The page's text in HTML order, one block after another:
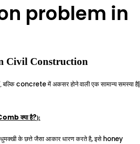
problem in
Civil Construction
बल्कि concreteमें अकसर होने वाली एक सामान्य समस्या है|
क्या है?):
के छत्ते जैसा आकार धारण करते है,इसे honey